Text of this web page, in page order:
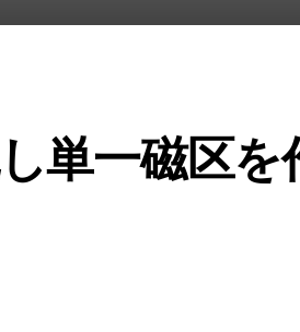
単一磁区を